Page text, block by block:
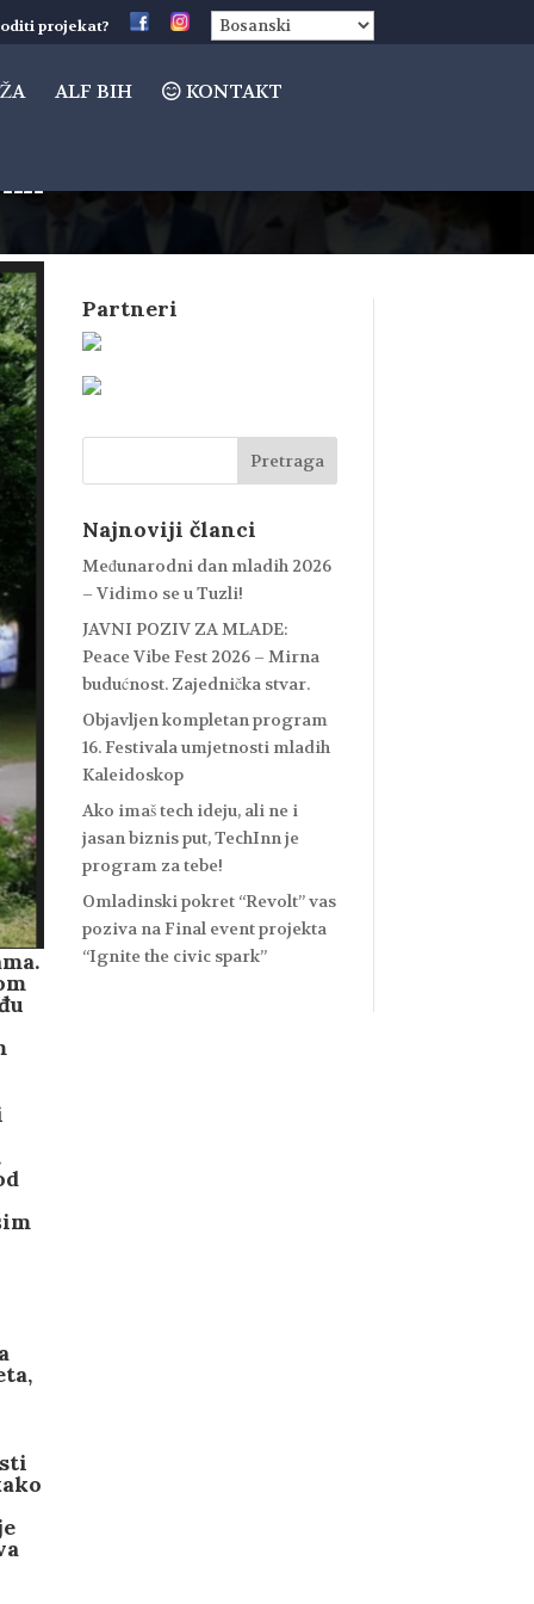
projekat?
ALF BIH KONTAKT
Partneri
Najnoviji članci
Međunarodni dan mladih 2026
– Vidimo se u Tuzli!
JAVNI POZIV ZA MLADE:
Peace Vibe Fest 2026 – Mirna
budućnost. Zajednička stvar.
Objavljen kompletan program
16. Festivala umjetnosti mladih
Kaleidoskop
Ako imaš tech ideju, ali ne i
jasan biznis put, TechInn je
program za tebe!
Omladinski pokret “Revolt” vas
poziva na Final event projekta
“Ignite the civic spark”